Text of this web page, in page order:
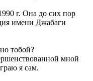
г. Она до сих пор
имени Джабаги
тобой?
мной
я сам.